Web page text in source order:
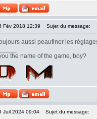
Fév 2018 12:39 Sujet du message:
aussi peaufiner les
the name of the game, boy?
Juil 2024 09:04 Sujet du message: